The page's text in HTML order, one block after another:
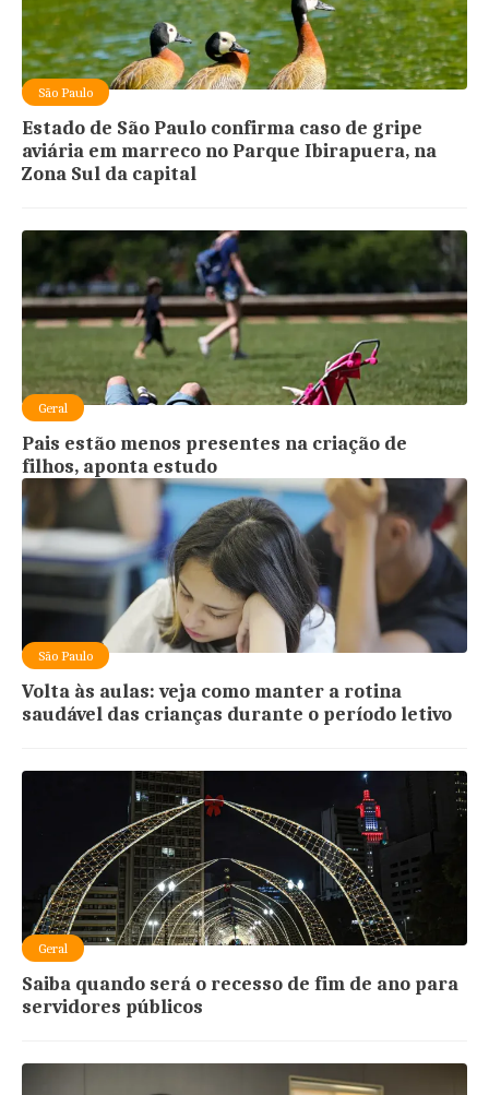
São Paulo
Estado de São Paulo confirma caso de gripe
aviária em marreco no Parque Ibirapuera, na
Zona Sul da capital
Geral
Pais estão menos presentes na criação de
filhos, aponta estudo
São Paulo
Volta às aulas: veja como manter a rotina
saudável das crianças durante o período letivo
Geral
Saiba quando será o recesso de fim de ano para
servidores públicos